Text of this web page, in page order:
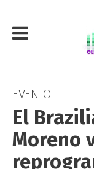
EVENTO
El
Moreno